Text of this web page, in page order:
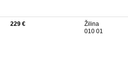
229 €
Žilina
010 01